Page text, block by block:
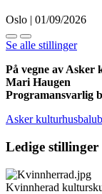
Oslo | 01/09/2026
Se alle stillinger
På vegne av Asker
Mari Haugen
Programansvarlig
Asker kulturhus
Ledige stillinger
Kvinnherad